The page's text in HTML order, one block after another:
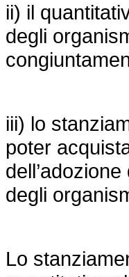
ii) il
degli
iii) lo
poter
degli
Lo